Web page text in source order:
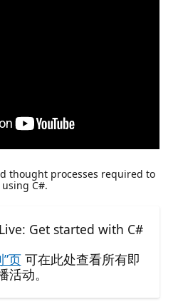
thought processes required to
C#.
Get started with C#
页可在此处查看所有即
动。